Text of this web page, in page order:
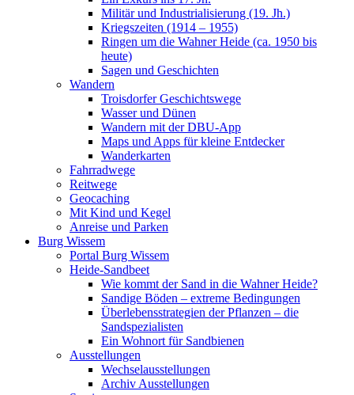
Militär und Industrialisierung (19. Jh.)
Kriegszeiten (1914 – 1955)
Ringen um die Wahner Heide (ca. 1950 bis
heute)
Sagen und Geschichten
Wandern
Troisdorfer Geschichtswege
Wasser und Dünen
Wandern mit der DBU-App
Maps und Apps für kleine Entdecker
Wanderkarten
Fahrradwege
Reitwege
Geocaching
Mit Kind und Kegel
Anreise und Parken
Burg Wissem
Portal Burg Wissem
Heide-Sandbeet
Wie kommt der Sand in die Wahner Heide?
Sandige Böden – extreme Bedingungen
Überlebensstrategien der Pflanzen – die
Sandspezialisten
Ein Wohnort für Sandbienen
Ausstellungen
Wechselausstellungen
Archiv Ausstellungen